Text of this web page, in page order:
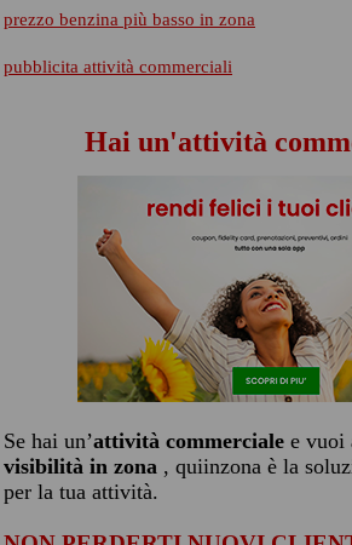
prezzo benzina più basso in zona
pubblicita attività commerciali
Hai un'attività
Se hai un’attività commerciale e vuoi
visibilità in zona , quiinzona è la
per la tua attività.